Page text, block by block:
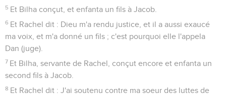
5 Et Bilha conçut, et enfanta un fils à Jacob.
6 Et Rachel dit : Dieu m'a rendu justice, et il a aussi exaucé
ma voix, et m'a donné un fils ; c'est pourquoi elle l'appela
Dan (juge).
7 Et Bilha, servante de Rachel, conçut encore et enfanta un
second fils à Jacob.
8 Et Rachel dit : J'ai soutenu contre ma soeur des luttes de